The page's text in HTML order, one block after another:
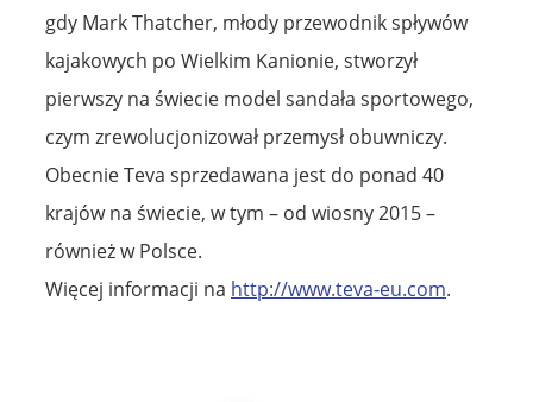
gdy Mark Thatcher, młody przewodnik spływów
kajakowych po Wielkim Kanionie, stworzył
pierwszy na świecie model sandała sportowego,
czym zrewolucjonizował przemysł obuwniczy.
Obecnie Teva sprzedawana jest do ponad 40
krajów na świecie, w tym – od wiosny 2015 –
również w Polsce.
Więcej informacji na http://www.teva-eu.com.